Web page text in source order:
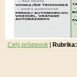
Celý príspevok Rubrika: